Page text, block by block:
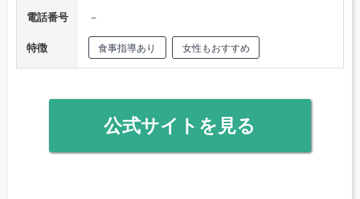
電話番号
－
特徴 食事指導あり 女性もおすすめ
公式サイトを見る